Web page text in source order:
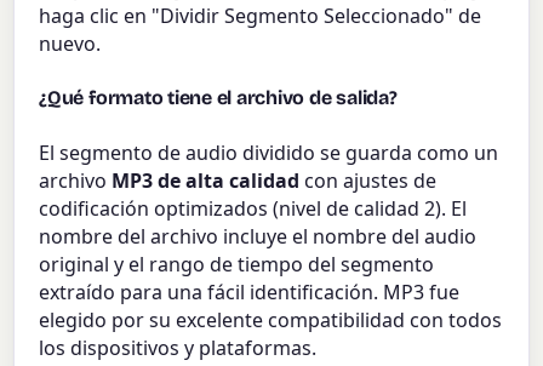
haga clic en "Dividir Segmento Seleccionado" de
nuevo.
¿Qué formato tiene el archivo de salida?
El segmento de audio dividido se guarda como un
archivo MP3 de alta calidad con ajustes de
codificación optimizados (nivel de calidad 2). El
nombre del archivo incluye el nombre del audio
original y el rango de tiempo del segmento
extraído para una fácil identificación. MP3 fue
elegido por su excelente compatibilidad con todos
los dispositivos y plataformas.